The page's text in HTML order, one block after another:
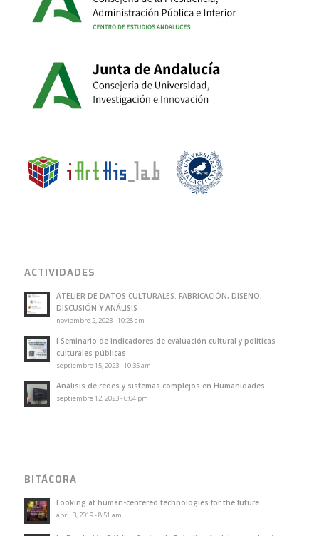
ACTIVIDADES
ATELIER DE DATOS CULTURALES. FABRICACIÓN, DISEÑO,
DISCUSIÓN Y ANÁLISIS
noviembre 2, 2023 - 10:28 am
I Seminario de indicadores de evaluación cultural y políticas
culturales públicas
septiembre 15, 2023 - 10:35 am
Análisis de redes y sistemas complejos en Humanidades
septiembre 12, 2023 - 6:04 pm
BITÁCORA
Looking at human-centered technologies for the future
abril 3, 2019 - 8:51 am